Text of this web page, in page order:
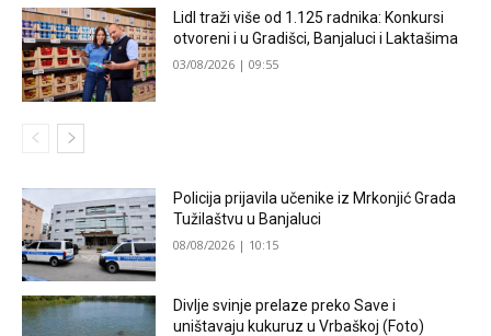
Lidl traži više od 1.125 radnika: Konkursi
otvoreni i u Gradišci, Banjaluci i Laktašima
03/08/2026 | 09:55
Policija prijavila učenike iz Mrkonjić Grada
Tužilaštvu u Banjaluci
08/08/2026 | 10:15
Divlje svinje prelaze preko Save i
uništavaju kukuruz u Vrbaškoj (Foto)